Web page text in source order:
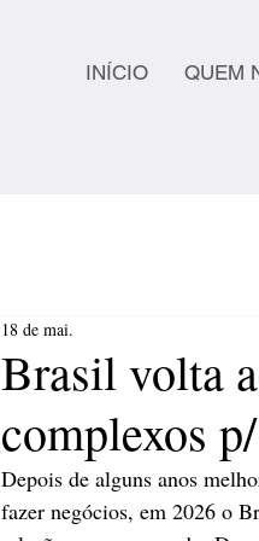
INÍCIO QUEM
Brasil volta
complexos
18 de mai.
Depois de alguns anos
fazer negócios, em 2026 o